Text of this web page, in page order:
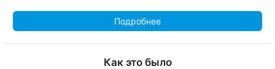
Подробнее
Как это было